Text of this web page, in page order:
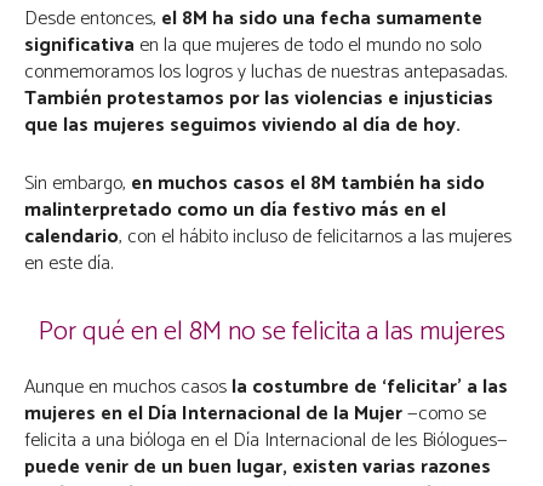
Desde entonces, el 8M ha sido una fecha sumamente
significativa en la que mujeres de todo el mundo no solo
conmemoramos los logros y luchas de nuestras antepasadas.
También protestamos por las violencias e injusticias
que las mujeres seguimos viviendo al día de hoy.
Sin embargo, en muchos casos el 8M también ha sido
malinterpretado como un día festivo más en el
calendario, con el hábito incluso de felicitarnos a las mujeres
en este día.
Por qué en el 8M no se felicita a las mujeres
Aunque en muchos casosla costumbre de ‘felicitar’ a las
mujeres en el Día Internacional de la Mujer—como se
felicita a una bióloga en el Día Internacional de les Biólogues—
puede venir de un buen lugar, existen varias razones